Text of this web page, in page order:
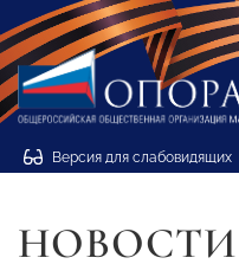
Версия для слабовидящих
НОВОСТИ